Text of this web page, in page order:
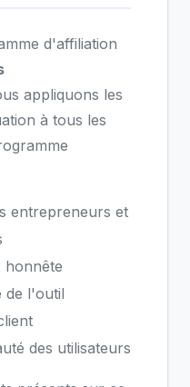
d'affiliation
appliquons les
à tous les
entrepreneurs et
honnête
de l'outil
des utilisateurs